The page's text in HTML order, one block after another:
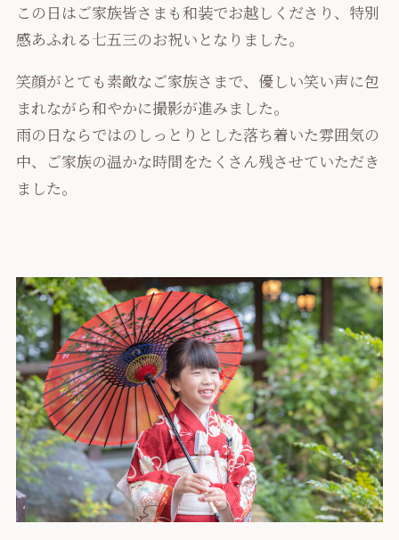
この日はご家族皆さまも和装でお越しくださり、特別
感あふれる七五三のお祝いとなりました。
笑顔がとても素敵なご家族さまで、優しい笑い声に包
まれながら和やかに撮影が進みました。
雨の日ならではのしっとりとした落ち着いた雰囲気の
中、ご家族の温かな時間をたくさん残させていただき
ました。